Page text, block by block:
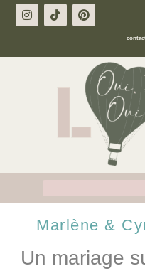
Marlène &
Un mariage